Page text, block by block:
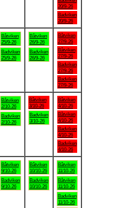
20/9-26
Badviken
20/9-26
Båtviken
25/9-26
Badviken
25/9-26
Båtviken
26/9-26
Badviken
26/9-26
Båtviken
27/9-26
Båtviken
27/9-26
Badviken
27/9-26
Badviken
27/9-26
Båtviken
2/10-26
Badviken
2/10-26
Båtviken
3/10-26
Badviken
3/10-26
Båtviken
4/10-26
Båtviken
4/10-26
Badviken
4/10-26
Badviken
4/10-26
Båtviken
9/10-26
Badviken
9/10-26
Båtviken
10/10-26
Badviken
10/10-26
Båtviken
11/10-26
Båtviken
11/10-26
Badviken
11/10-26